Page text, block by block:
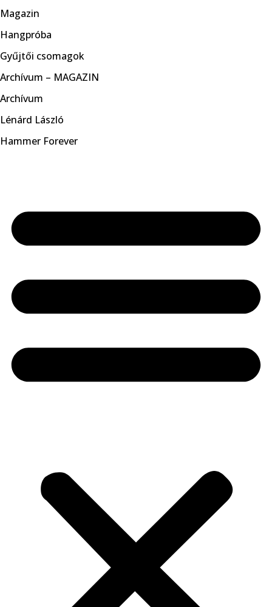
Magazin
Hangpróba
Gyűjtői csomagok
Archívum – MAGAZIN
Archívum
Lénárd László
Hammer Forever